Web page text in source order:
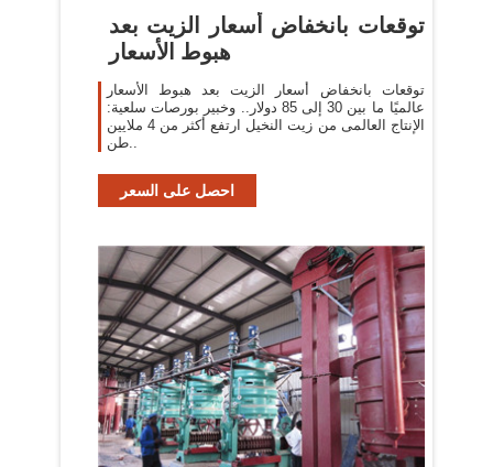
توقعات بانخفاض أسعار الزيت بعد
هبوط الأسعار
توقعات بانخفاض أسعار الزيت بعد هبوط الأسعار
عالميًا ما بين 30 إلى 85 دولار.. وخبير بورصات سلعية:
الإنتاج العالمى من زيت النخيل ارتفع أكثر من 4 ملايين
طن..
احصل على السعر